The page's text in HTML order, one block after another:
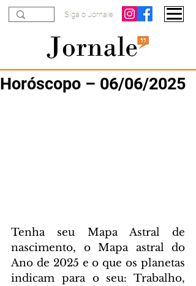
Siga o Jornale
Horóscopo – 06/06/2025
Tenha seu Mapa Astral de
nascimento, o Mapa astral do
Ano de 2025 e o que os planetas
indicam para o seu: Trabalho,